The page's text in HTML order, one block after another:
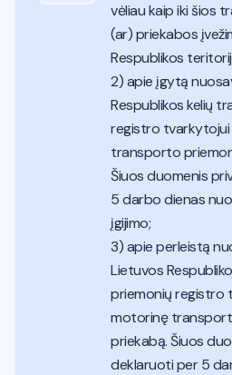
vėliau kaip iki šios
(ar) priekabos
Respublikos
2) apie įgytą
Respublikos kelių
registro
transporto
Šiuos duomenis
5 darbo dienas
įgijimo;
3) apie perleistą
Lietuvos
priemonių registro
motorinę
priekabą. Šiuos
deklaruoti per 5